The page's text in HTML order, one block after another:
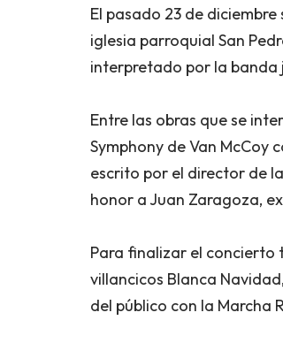
El pasado 23 de
iglesia parroquial San
interpretado por la banda
Entre las obras que se
Symphony de Van McCoy
escrito por el director de
honor a Juan Zaragoza,
Para finalizar el concierto
villancicos Blanca
del público con la Marcha